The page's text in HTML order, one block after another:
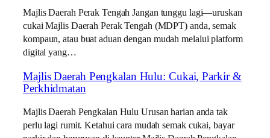
Majlis Daerah Perak Tengah Jangan tunggu lagi—uruskan
cukai Majlis Daerah Perak Tengah (MDPT) anda, semak
kompaun, atau buat aduan dengan mudah melalui platform
digital yang…
Majlis Daerah Pengkalan Hulu: Cukai, Parkir &
Perkhidmatan
Majlis Daerah Pengkalan Hulu Urusan harian anda tak
perlu lagi rumit. Ketahui cara mudah semak cukai, bayar